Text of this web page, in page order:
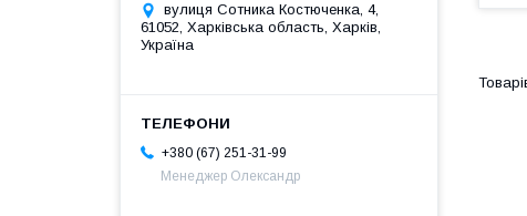
вулиця Сотника Костюченка, 4,
61052, Харківська область, Харків,
Україна
+380 (67) 251-31-99
Менеджер Олександр